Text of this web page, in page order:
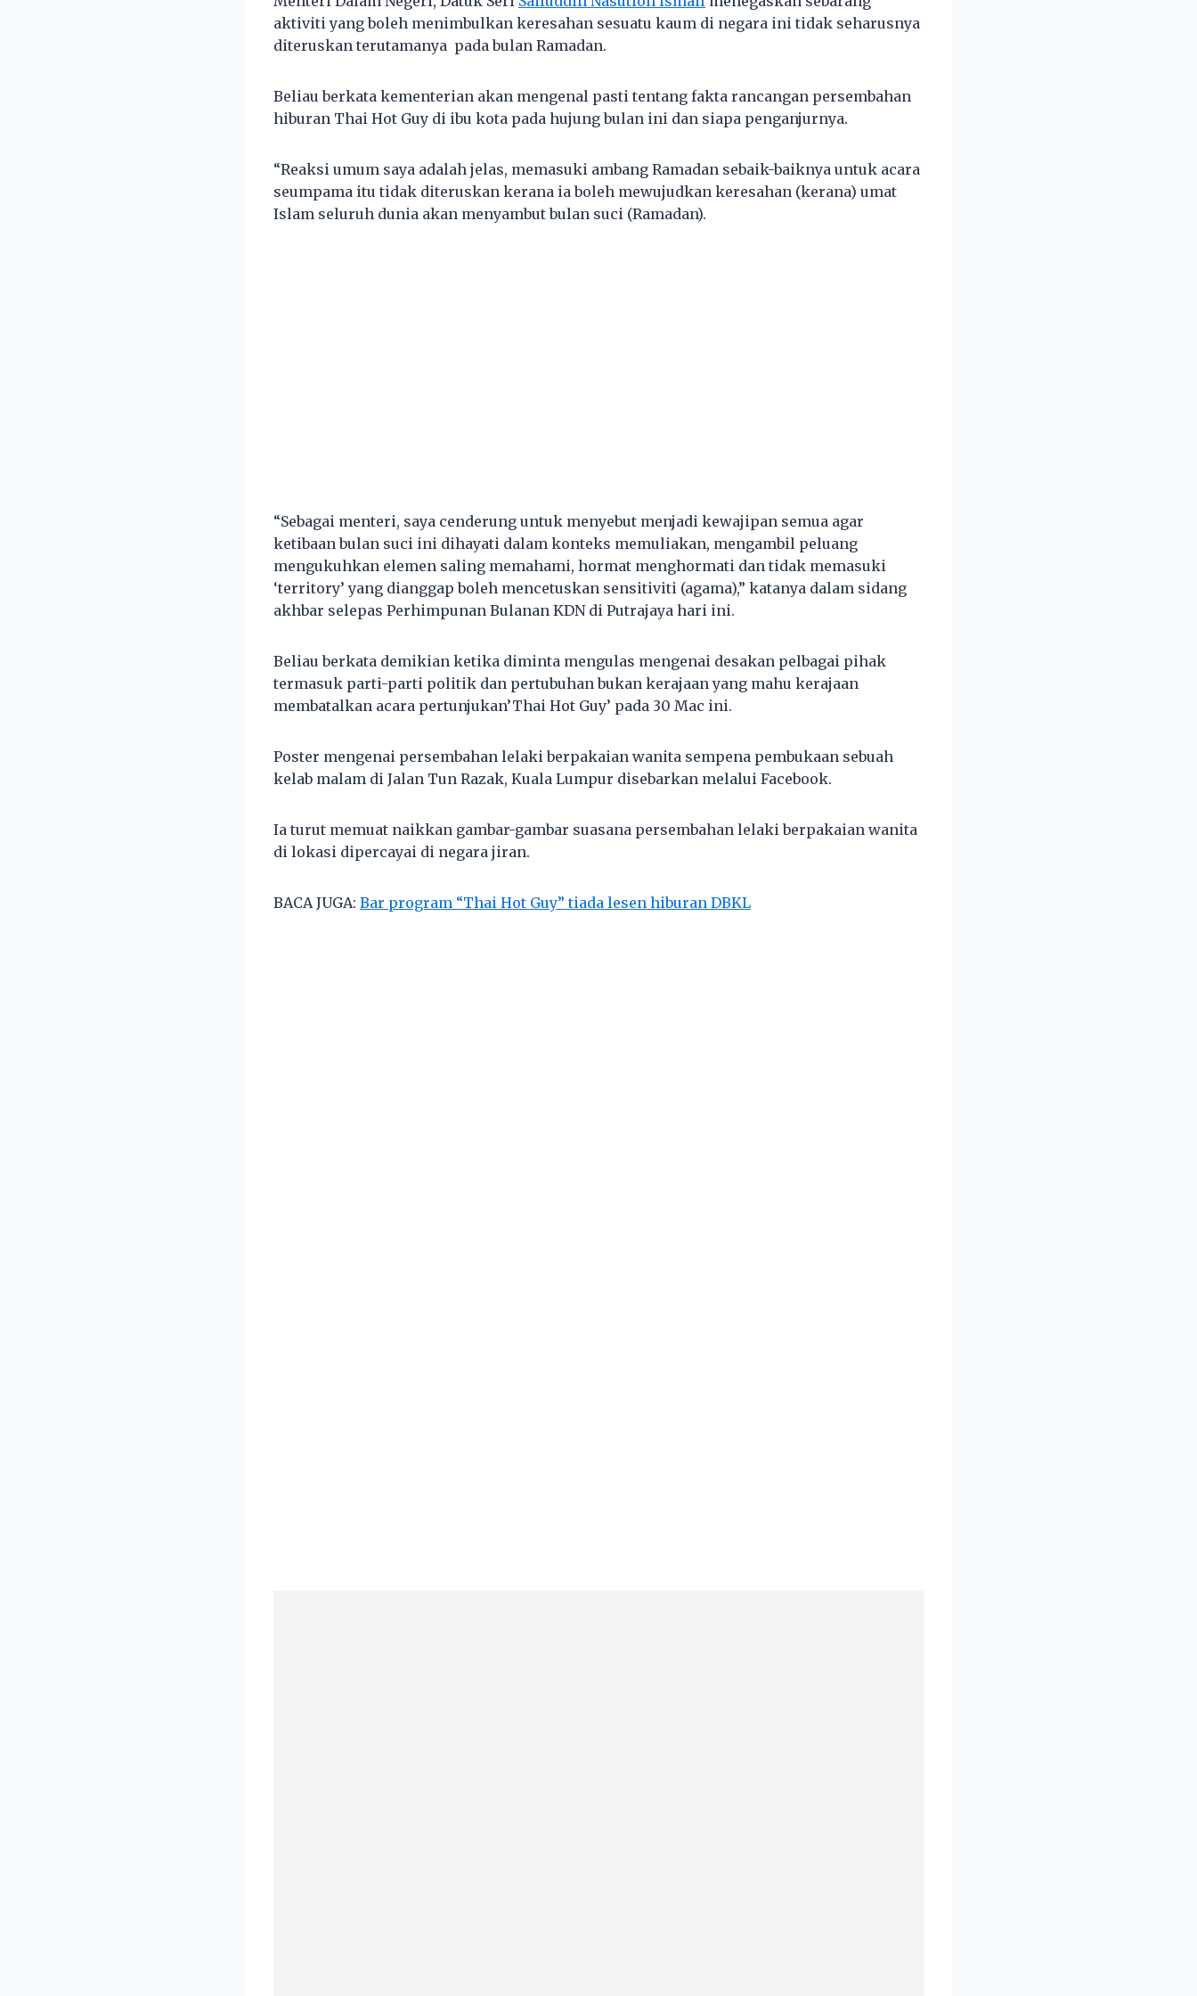
aktiviti yang boleh menimbulkan keresahan sesuatu kaum di negara ini tidak seharusnya
diteruskan terutamanya pada bulan Ramadan.
Beliau berkata kementerian akan mengenal pasti tentang fakta rancangan persembahan
hiburan Thai Hot Guy di ibu kota pada hujung bulan ini dan siapa penganjurnya.
“Reaksi umum saya adalah jelas, memasuki ambang Ramadan sebaik-baiknya untuk acara
seumpama itu tidak diteruskan kerana ia boleh mewujudkan keresahan (kerana) umat
Islam seluruh dunia akan menyambut bulan suci (Ramadan).
“Sebagai menteri, saya cenderung untuk menyebut menjadi kewajipan semua agar
ketibaan bulan suci ini dihayati dalam konteks memuliakan, mengambil peluang
mengukuhkan elemen saling memahami, hormat menghormati dan tidak memasuki
‘territory’ yang dianggap boleh mencetuskan sensitiviti (agama),” katanya dalam sidang
akhbar selepas Perhimpunan Bulanan KDN di Putrajaya hari ini.
Beliau berkata demikian ketika diminta mengulas mengenai desakan pelbagai pihak
termasuk parti-parti politik dan pertubuhan bukan kerajaan yang mahu kerajaan
membatalkan acara pertunjukan’Thai Hot Guy’ pada 30 Mac ini.
Poster mengenai persembahan lelaki berpakaian wanita sempena pembukaan sebuah
kelab malam di Jalan Tun Razak, Kuala Lumpur disebarkan melalui Facebook.
Ia turut memuat naikkan gambar-gambar suasana persembahan lelaki berpakaian wanita
di lokasi dipercayai di negara jiran.
BACA JUGA: Bar program “Thai Hot Guy” tiada lesen hiburan DBKL